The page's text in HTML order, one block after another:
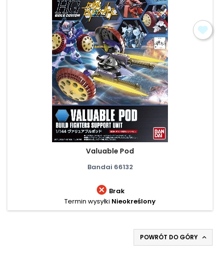
Valuable Pod
Bandai 66132
 Brak
Termin wysyłki Nieokreślony
POWRÓT DO GÓRY 